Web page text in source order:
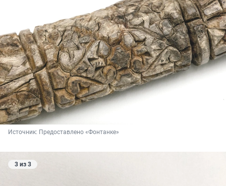
Источник: Предоставлено «Фонтанке»
3 из 3